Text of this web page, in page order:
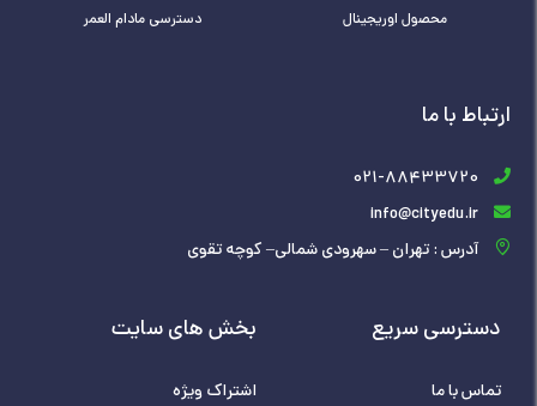
محصول اوریجینال دسترسی مادام العمر
ارتباط با ما
021-88433720
info@cityedu.ir
آدرس : تهران – سهرودی شمالی– کوچه تقوی
دسترسی سریع
تماس با ما
بخش های سایت
اشتراک ویژه